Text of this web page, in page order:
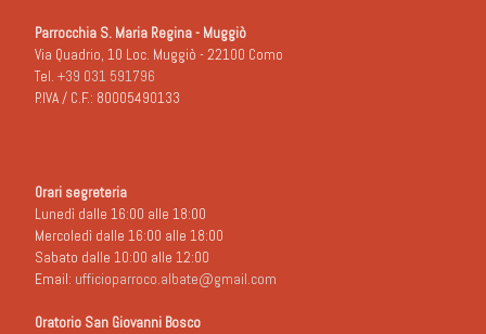
Parrocchia S. Maria Regina - Muggiò
Via Quadrio, 10 Loc. Muggiò - 22100 Como
Tel. +39 031 591796
P.IVA / C.F.: 80005490133
Orari segreteria
Lunedì dalle 16:00 alle 18:00
Mercoledì dalle 16:00 alle 18:00
Sabato dalle 10:00 alle 12:00
Email: ufficioparroco.albate@gmail.com
Oratorio San Giovanni Bosco